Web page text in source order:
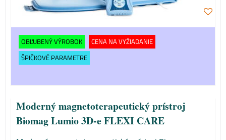
OBĽUBENÝ VÝROBOK
CENA NA VYŽIADANIE
ŠPIČKOVÉ PARAMETRE
Moderný magnetoterapeutický prístroj
Biomag Lumio 3D-e FLEXI CARE